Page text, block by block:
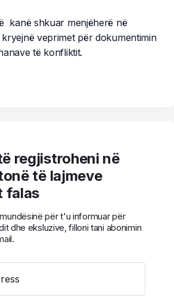
kanë shkuar menjëherë në
veprimet për dokumentimin
të konfliktit.
regjistroheni në
të lajmeve
falas
për t'u informuar për
dhe eksluzive, filloni tani abonimin